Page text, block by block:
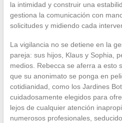
la intimidad y construir una
gestiona la comunicación con
solicitudes y midiendo cada
La vigilancia no se detiene en la
pareja: sus hijos, Klaus y Sophia,
medios. Rebecca se aferra a esto
que su anonimato se ponga en
cotidianidad, como los Jardines
cuidadosamente elegidos para
lejos de cualquier atención
numerosos profesionales,